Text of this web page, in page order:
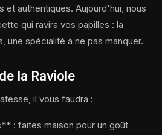
et authentiques. Aujourd'hui, nous
qui ravira vos papilles : la
une spécialité à ne pas manquer.
la Raviole
il vous faudra :
: faites maison pour un goût